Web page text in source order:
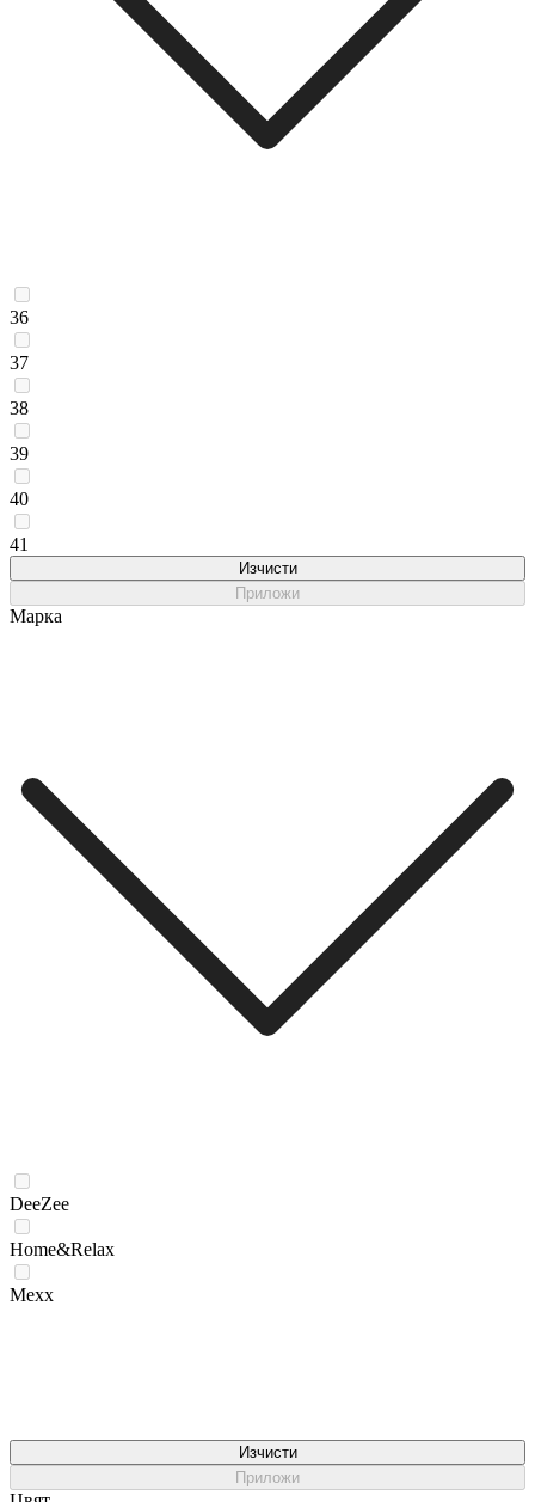
36
37
38
39
40
41
Изчисти
Приложи
Марка
DeeZee
Home&Relax
Mexx
Изчисти
Приложи